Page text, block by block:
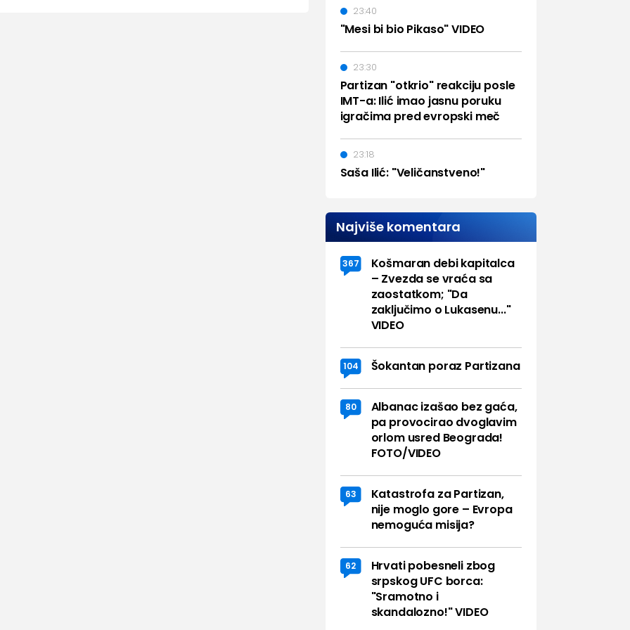
"Mesi bi bio Pikaso" VIDEO
23:40
Partizan "otkrio" reakciju posle
IMT-a: Ilić imao jasnu poruku
igračima pred evropski meč
23:30
Saša Ilić: "Veličanstveno!"
23:18
Najviše komentara
367
Košmaran debi kapitalca
– Zvezda se vraća sa
zaostatkom; "Da
zaključimo o Lukasenu..."
VIDEO
104 Šokantan poraz Partizana
80
Albanac izašao bez gaća,
pa provocirao dvoglavim
orlom usred Beograda!
FOTO/VIDEO
63
Katastrofa za Partizan,
nije moglo gore – Evropa
nemoguća misija?
62
Hrvati pobesneli zbog
srpskog UFC borca:
"Sramotno i
skandalozno!" VIDEO